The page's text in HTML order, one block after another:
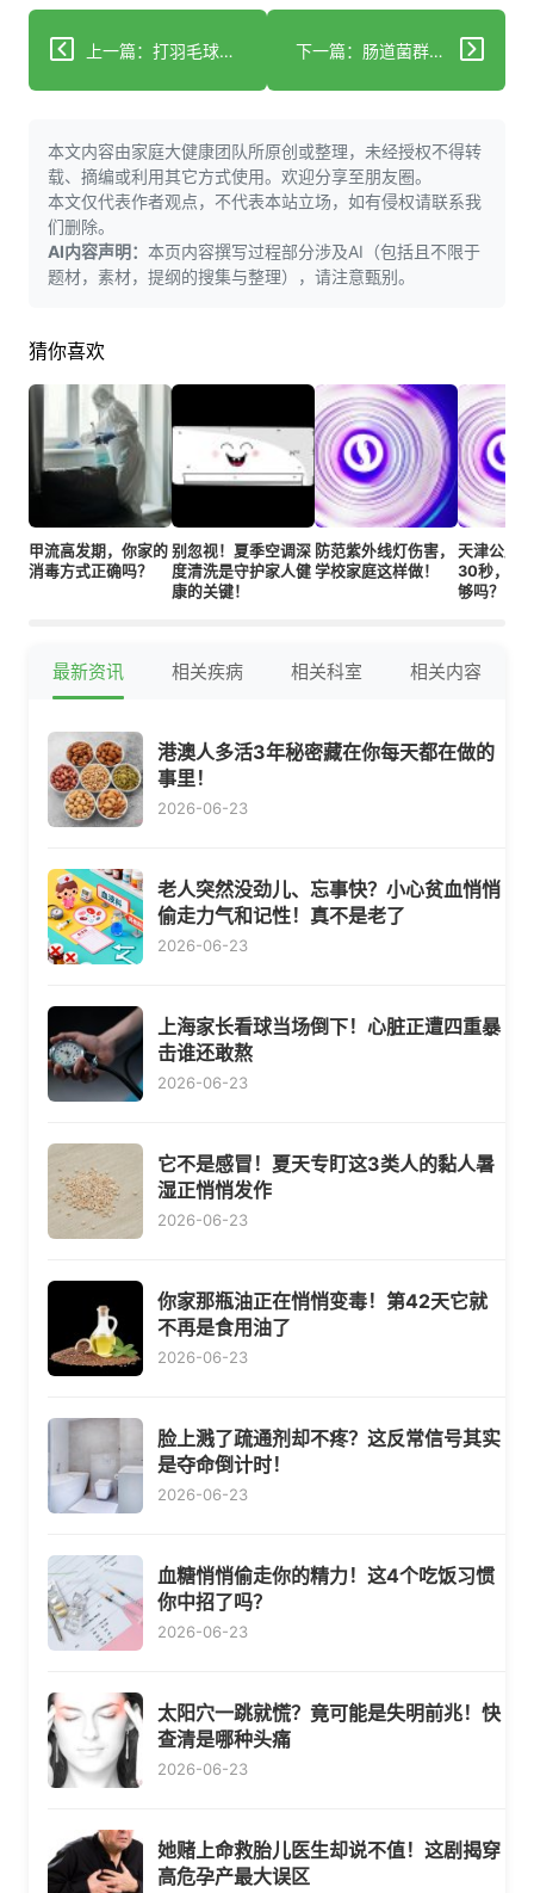
上一篇：打羽毛球好处多！提升23%灵敏度，降低37%疾病风险！ 下一篇：肠道菌群是如何“助攻”肥胖的，你知道吗？
本文内容由家庭大健康团队所原创或整理，未经授权不得转
载、摘编或利用其它方式使用。欢迎分享至朋友圈。
本文仅代表作者观点，不代表本站立场，如有侵权请联系我
们删除。
AI内容声明： 本页内容撰写过程部分涉及AI（包括且不限于
题材，素材，提纲的搜集与整理），请注意甄别。
猜你喜欢
甲流高发期，你家的
消毒方式正确吗？
别忽视！夏季空调深
度清洗是守护家人健
康的关键！
防范紫外线灯伤害，
学校家庭这样做！
天津公厕
30秒，时
够吗？
最新资讯 相关疾病 相关科室 相关内容
港澳人多活3年秘密藏在你每天都在做的
事里！
2026-06-23
老人突然没劲儿、忘事快？小心贫血悄悄
偷走力气和记性！真不是老了
2026-06-23
上海家长看球当场倒下！心脏正遭四重暴
击谁还敢熬
2026-06-23
它不是感冒！夏天专盯这3类人的黏人暑
湿正悄悄发作
2026-06-23
你家那瓶油正在悄悄变毒！第42天它就
不再是食用油了
2026-06-23
脸上溅了疏通剂却不疼？这反常信号其实
是夺命倒计时！
2026-06-23
血糖悄悄偷走你的精力！这4个吃饭习惯
你中招了吗？
2026-06-23
太阳穴一跳就慌？竟可能是失明前兆！快
查清是哪种头痛
2026-06-23
她赌上命救胎儿医生却说不值！这剧揭穿
高危孕产最大误区